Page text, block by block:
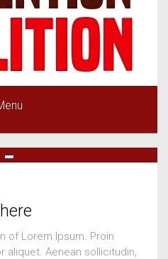
of Lorem Ipsum. Proin
aliquet. Aenean sollicitudin,